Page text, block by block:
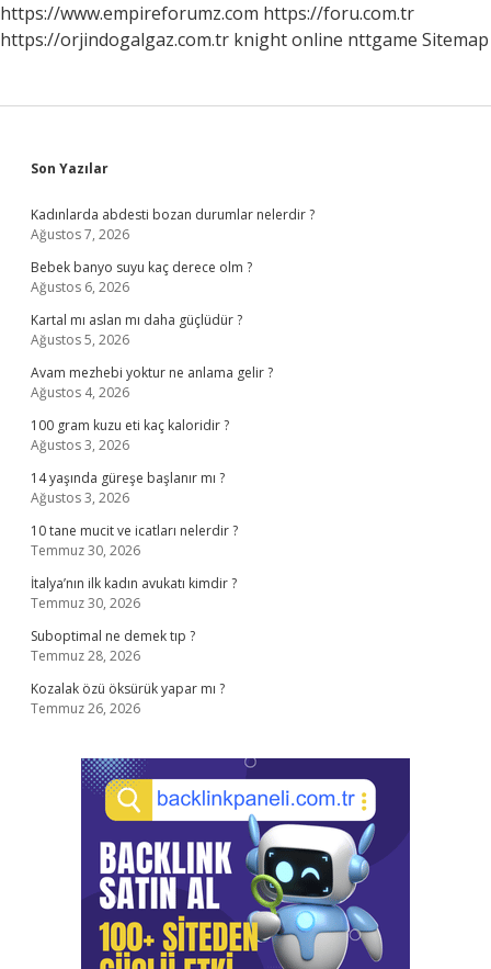
https://www.empireforumz.com https://foru.com.tr
https://orjindogalgaz.com.tr knight online nttgame Sitemap
Sidebar
Son Yazılar
Kadınlarda abdesti bozan durumlar nelerdir ?
Ağustos 7, 2026
Bebek banyo suyu kaç derece olm ?
Ağustos 6, 2026
Kartal mı aslan mı daha güçlüdür ?
Ağustos 5, 2026
Avam mezhebi yoktur ne anlama gelir ?
Ağustos 4, 2026
100 gram kuzu eti kaç kaloridir ?
Ağustos 3, 2026
14 yaşında güreşe başlanır mı ?
Ağustos 3, 2026
10 tane mucit ve icatları nelerdir ?
Temmuz 30, 2026
İtalya’nın ilk kadın avukatı kimdir ?
Temmuz 30, 2026
Suboptimal ne demek tıp ?
Temmuz 28, 2026
Kozalak özü öksürük yapar mı ?
Temmuz 26, 2026